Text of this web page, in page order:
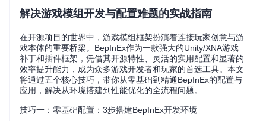
解决游戏模组开发与配置难题的实战指南
在开源项目的世界中，游戏模组框架扮演着连接玩家创意与游
戏本体的重要桥梁。BepInEx作为一款强大的Unity/XNA游戏
补丁和插件框架，凭借其开源特性、灵活的实用配置和显著的
效率提升能力，成为众多游戏开发者和玩家的首选工具。本文
将通过五个核心技巧，带你从零基础到精通BepInEx的配置与
应用，解决从环境搭建到性能优化的全流程问题。
技巧一：零基础配置：3步搭建BepInEx开发环境